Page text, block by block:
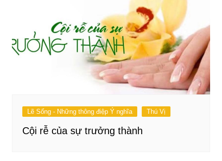
Lẽ Sống - Những thông điệp Ý nghĩa Thú Vị
Cội rễ của sự trưởng thành